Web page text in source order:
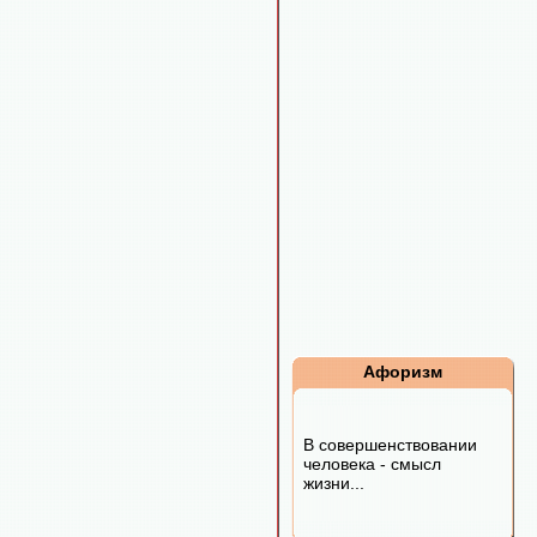
Афоризм
В совершенствовании
человека - смысл
жизни...